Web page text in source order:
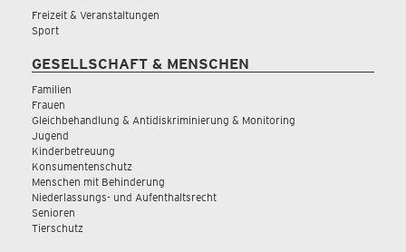
Freizeit & Veranstaltungen
Sport
GESELLSCHAFT & MENSCHEN
Familien
Frauen
Gleichbehandlung & Antidiskriminierung & Monitoring
Jugend
Kinderbetreuung
Konsumentenschutz
Menschen mit Behinderung
Niederlassungs- und Aufenthaltsrecht
Senioren
Tierschutz